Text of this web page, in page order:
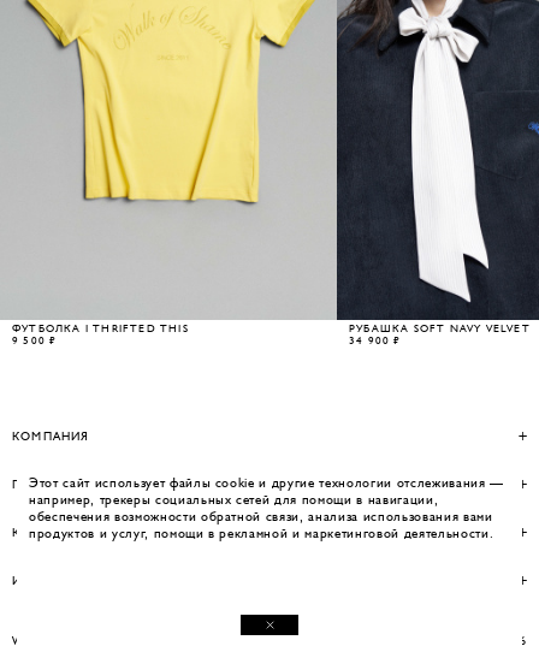
ФУТБОЛКА I THRIFTED THIS
9 500 ₽
РУБАШКА SOFT NAVY VELVET
34 900 ₽
КОМПАНИЯ
ПОМОЩЬ
КОНТАКТЫ
ИНФОРМАЦИЯ
WEBSITE BY UMWELT © WOS 2026
Этот сайт использует файлы cookie и другие технологии отслеживания —
например, трекеры социальных сетей для помощи в навигации,
обеспечения возможности обратной связи, анализа использования вами
продуктов и услуг, помощи в рекламной и маркетинговой деятельности.